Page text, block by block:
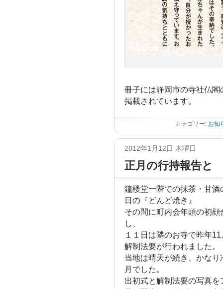
冊子には静岡市の寺社仏
掲載されています。
カテゴリー: お知
2012年1月12日 木曜日
正月の行持報告と
鐘楼堂一階での抹茶・甘
日の『どんど焼き』
その間に町内会年頭の初
し、
１１日は隣のお寺で昨年
解制法要が行われました。
当地は晴天が続き、かな
月でした。
出初式と解制法要の写真を